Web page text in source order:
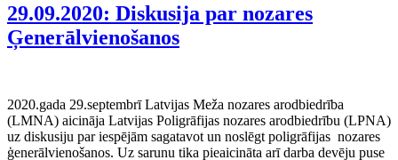
29.09.2020: Diskusija par nozares
Ģenerālvienošanos
2020.gada 29.septembrī Latvijas Meža nozares arodbiedrība
(LMNA) aicināja Latvijas Poligrāfijas nozares arodbiedrību (LPNA)
uz diskusiju par iespējām sagatavot un noslēgt poligrāfijas nozares
ģenerālvienošanos. Uz sarunu tika pieaicināta arī darba devēju puse